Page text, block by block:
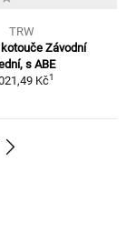
TRW
kotouče Závodní
s ABE
Kč1